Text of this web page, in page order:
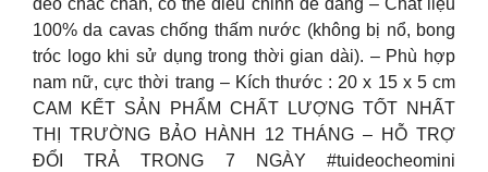
đeo chắc chắn, có thể điều chỉnh dễ dàng – Chất liệu
100% da cavas chống thấm nước (không bị nổ, bong
tróc logo khi sử dụng trong thời gian dài). – Phù hợp
nam nữ, cực thời trang – Kích thước : 20 x 15 x 5 cm
CAM KẾT SẢN PHẨM CHẤT LƯỢNG TỐT NHẤT
THỊ TRƯỜNG BẢO HÀNH 12 THÁNG – HỖ TRỢ
ĐỔI TRẢ TRONG 7 NGÀY #tuideocheomini